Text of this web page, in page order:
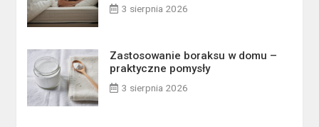
3 sierpnia 2026
Zastosowanie boraksu w domu –
praktyczne pomysły
3 sierpnia 2026